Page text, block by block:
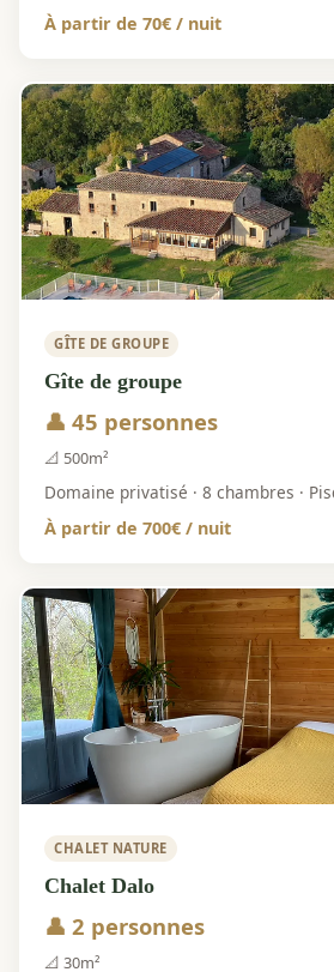
À partir de 70€ / nuit
GÎTE DE GROUPE
Gîte de groupe
👤 45 personnes
📐 500m²
Domaine privatisé · 8 chambres ·
À partir de 700€ / nuit
CHALET NATURE
Chalet Dalo
👤 2 personnes
📐 30m²